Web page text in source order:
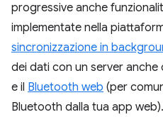
progressive anche
implementate nella
sincronizzazione in
dei dati con un server
e il Bluetooth web (per
Bluetooth dalla tua app web).